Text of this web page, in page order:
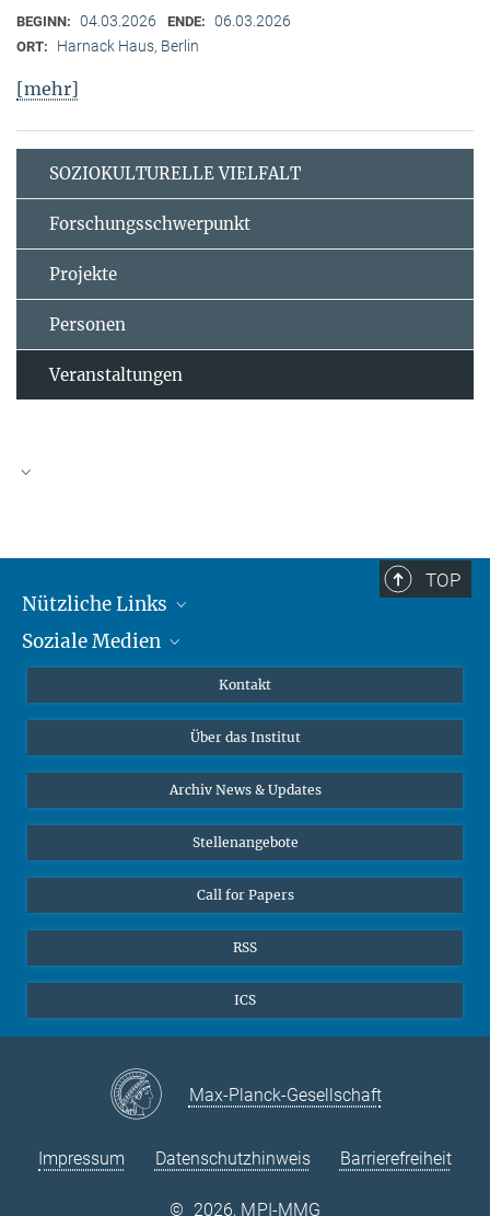
BEGINN: 04.03.2026 ENDE: 06.03.2026
ORT: Harnack Haus, Berlin
[mehr]
SOZIOKULTURELLE VIELFALT
Forschungsschwerpunkt
Projekte
Personen
Veranstaltungen
Prof. Dr. Dr. h.c. Steven Vertovec, Gründungsdirektor
Sekretariat Prof. Vertovec
Marina Adomeit
+49 (551) 4956 - 126
✉ adomeit(at)mmg.mpg.de
TOP
Nützliche Links
MMG Alumni Corner
Interviews zum Thema "Diversity"
Soziale Medien
Kontakt
Über das Institut
Archiv News & Updates
Stellenangebote
Call for Papers
RSS
ICS
Max-Planck-Gesellschaft
Impressum Datenschutzhinweis Barrierefreiheit
© 2026, MPI-MMG